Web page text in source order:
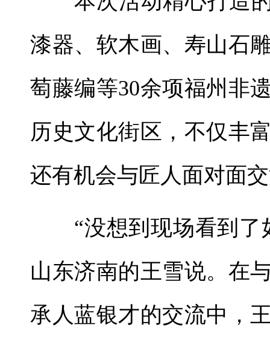
漆器、软木画、寿山石
萄藤编等30余项福州非
历史文化街区，不仅丰
还有机会与匠人面对面
“没想到现场看到了
山东济南的王雪说。在
承人蓝银才的交流中，